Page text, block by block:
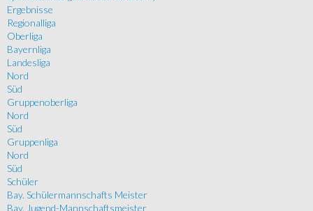
Ergebnisse
Regionalliga
Oberliga
Bayernliga
Landesliga
Nord
Süd
Gruppenoberliga
Nord
Süd
Gruppenliga
Nord
Süd
Schüler
Bay. Schülermannschafts Meister
Bay. Jugend-Mannschaftsmeister